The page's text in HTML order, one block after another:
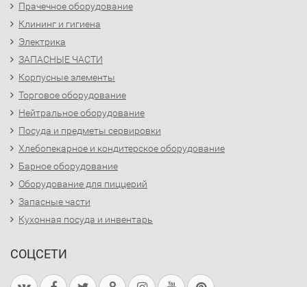
Прачечное оборудование
Клининг и гигиена
Электрика
ЗАПАСНЫЕ ЧАСТИ
Корпусные элементы
Торговое оборудование
Нейтральное оборудование
Посуда и предметы сервировки
Хлебопекарное и кондитерское оборудование
Барное оборудование
Оборудование для пиццерий
Запасные части
Кухонная посуда и инвентарь
СОЦСЕТИ